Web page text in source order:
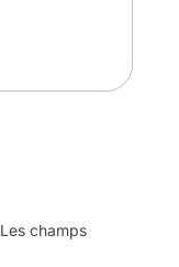
Les champs